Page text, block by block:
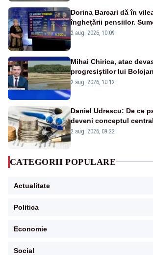
Dorina Barcari dă în
înghețării pensiilor.
pierdute de fiecare român
2 aug. 2026, 10:09
Mihai Chirica, atac
progresiștilor lui
protejăm și natura, dar
2 aug. 2026, 10:12
Daniel Udrescu: De ce
deveni conceptul
viitoare?
2 aug. 2026, 09:22
CATEGORII POPULARE
Actualitate
Politica
Economie
Social